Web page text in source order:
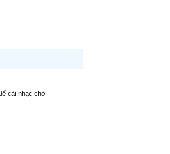
cài nhạc chờ